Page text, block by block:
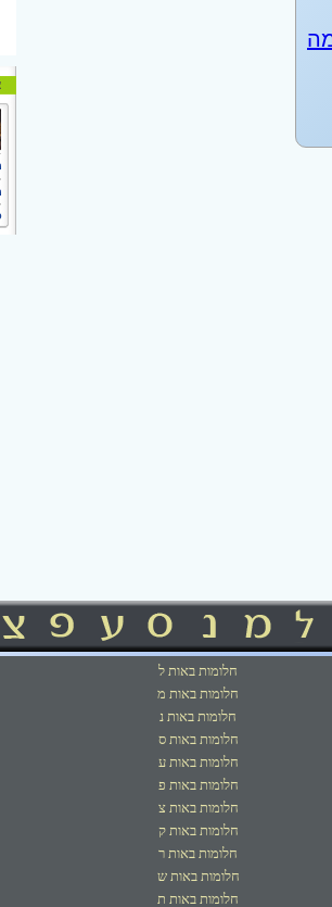
חלומות באות ל
חלומות באות מ
חלומות באות נ
חלומות באות ס
חלומות באות ע
חלומות באות פ
חלומות באות צ
חלומות באות ק
חלומות באות ר
חלומות באות ש
חלומות באות ת